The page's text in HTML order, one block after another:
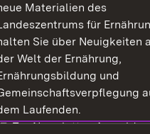
Fenster)
Materialien des
für
Sie über Neuigkeiten
Welt der Ernährung,
und
Laufenden.
Extern:
Zur Newsletter-